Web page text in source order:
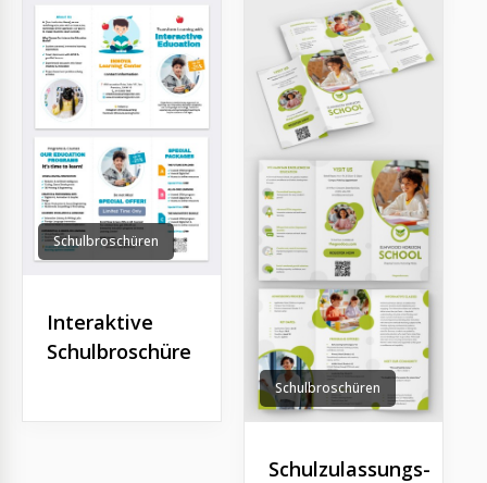
Schulbroschüren
Interaktive
Schulbroschüre
Schulbroschüren
Schulzulassungs-